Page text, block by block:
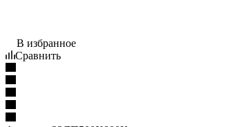
В избранное
Сравнить